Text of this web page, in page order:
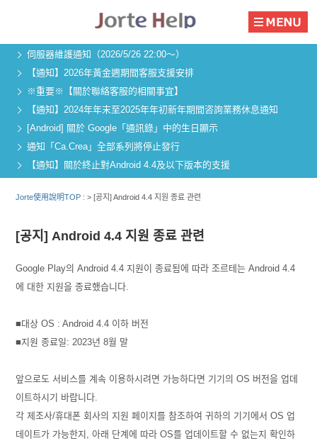
伺服器維護通知（2026/5/26 22:00～）
【通知】2026年黃金週期間客服支援安排
※重要※【關於聯絡客服的相關事宜】
【通知】2024年年末至2025年年初新年期間咨詢業務休息通知
[Android] 關於 Google「通訊錄」中的生日顯示
通知「Ca.Crea」全部系列將停止發行
【通知】關於終止對Android 4.4及以下版本的支援
Jorte使用說明TOP :>[공지] Android 4.4 지원 종료 관련
[공지] Android 4.4 지원 종료 관련
Google Play의 Android 4.4 지원이 종료됨에 따라 조르테는 Android 4.4
에 대한 지원을 종료했습니다.
■대상 OS : Android 4.4 이하 버전
■지원 종료일: 2023년 8월 말
앞으로도 서비스를 계속 이용하시려면 가능하다면 기기의 OS 버전을 업데
이트하시기 바랍니다.
각 제조사/휴대폰 회사의 지원 페이지를 참조하여 귀하의 기기에서 OS 업
데이트가 가능한지, 아래 단계에 따라 OS를 업데이트할 수 없는지 확인하